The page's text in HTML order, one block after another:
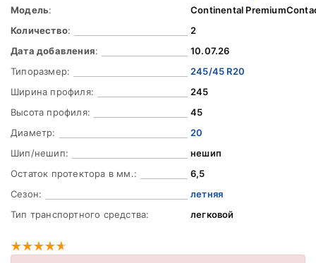
Модель:
Continental
Количество:
2
Дата добавления:
10.07.26
Типоразмер:
245/45 R20
Ширина профиля:
245
Высота профиля:
45
Диаметр:
20
Шип/нешип:
нешип
Остаток протектора в мм.:
6,5
Сезон:
летняя
Тип транспортного средства:
легковой